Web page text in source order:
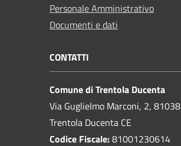
Personale Amministrativo
Documenti e dati
CONTATTI
Comune di Trentola Ducenta
Via Guglielmo Marconi, 2, 81038
Trentola Ducenta CE
Codice Fiscale:81001230614